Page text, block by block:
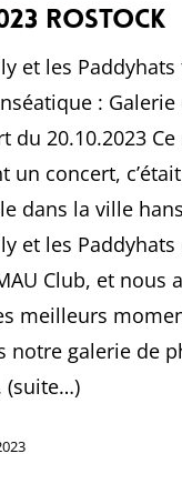
Rostock
et les
:
du 20.10.2023 Ce
un concert,
dans la ville
et les
Club, et nous
meilleurs
notre galerie de
(suite…)